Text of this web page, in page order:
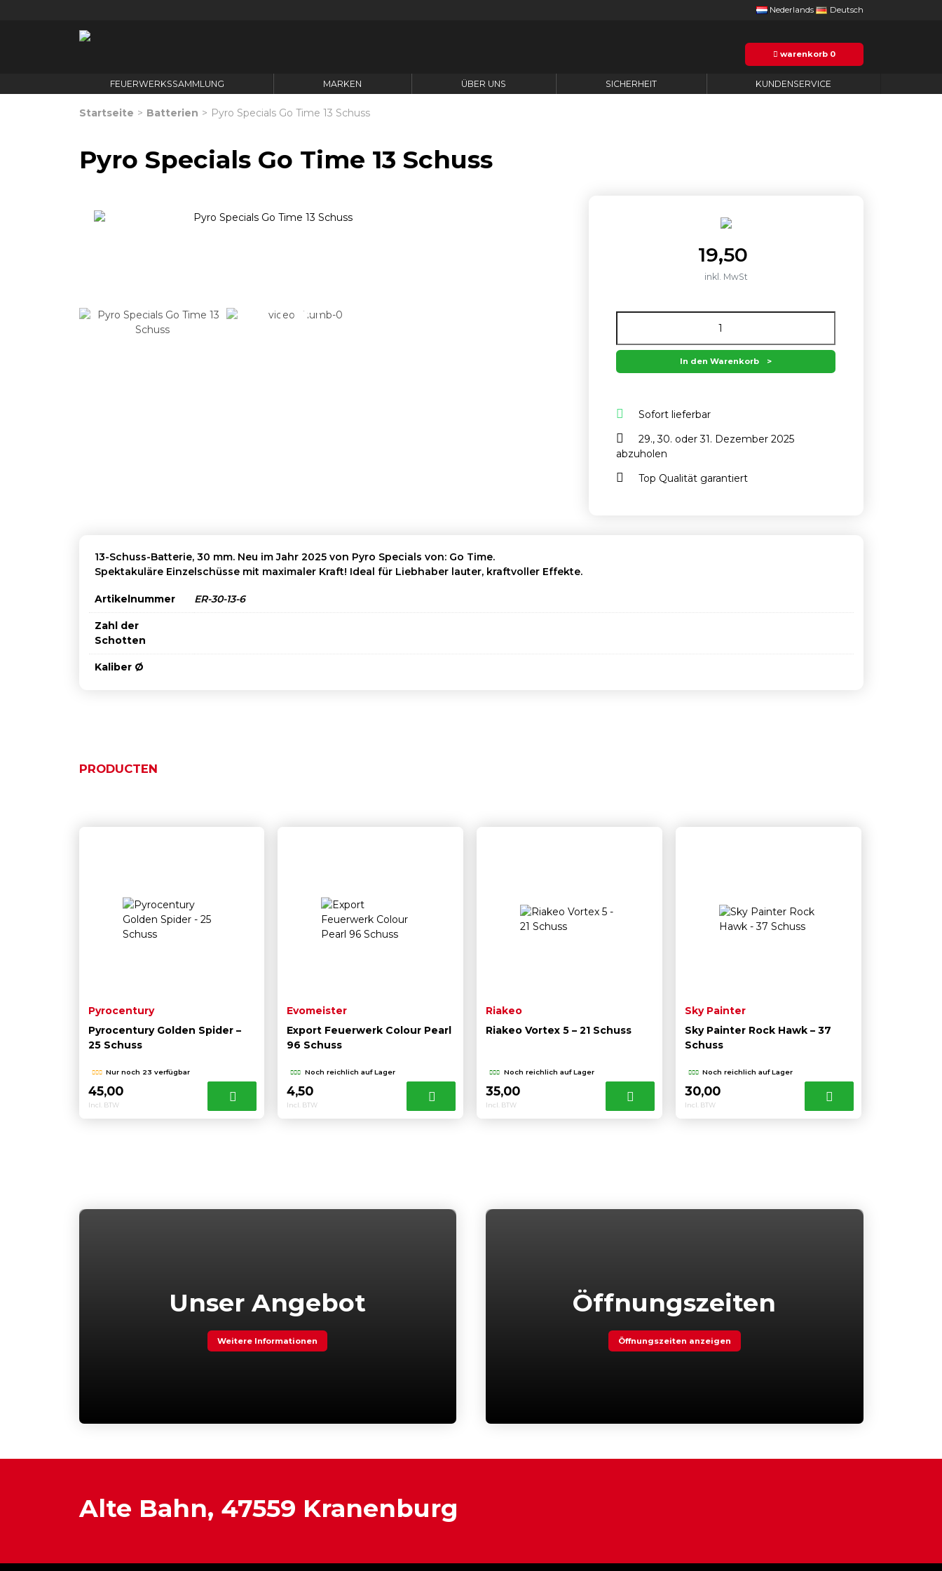
Nederlands Deutsch
warenkorb 0
FEUERWERKSSAMMLUNG MARKEN ÜBER UNS SICHERHEIT KUNDENSERVICE
Startseite > Batterien > Pyro Specials Go Time 13 Schuss
Pyro Specials Go Time 13 Schuss
19,50
inkl. MwSt
In den Warenkorb
Sofort lieferbar
29., 30. oder 31. Dezember 2025
abzuholen
Top Qualität garantiert
13-Schuss-Batterie, 30 mm. Neu im Jahr 2025 von Pyro Specials von: Go Time.
Spektakuläre Einzelschüsse mit maximaler Kraft! Ideal für Liebhaber lauter, kraftvoller Effekte.
Artikelnummer ER-30-13-6
Zahl der
Schotten
Kaliber Ø
PRODUCTEN
Pyrocentury
Pyrocentury Golden Spider –
25 Schuss
Nur noch 23 verfügbar
45,00
Incl. BTW
Evomeister
Export Feuerwerk Colour Pearl
96 Schuss
Noch reichlich auf Lager
4,50
Incl. BTW
Riakeo
Riakeo Vortex 5 – 21 Schuss
Noch reichlich auf Lager
35,00
Incl. BTW
Sky Painter
Sky Painter Rock Hawk – 37
Schuss
Noch reichlich auf Lager
30,00
Incl. BTW
Unser Angebot
Weitere Informationen
Öffnungszeiten
Öffnungszeiten anzeigen
Alte Bahn, 47559 Kranenburg